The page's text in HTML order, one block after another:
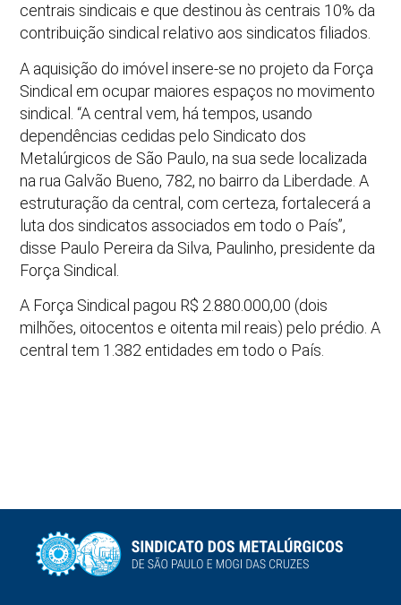
centrais sindicais e que destinou às centrais 10% da
contribuição sindical relativo aos sindicatos filiados.
A aquisição do imóvel insere-se no projeto da Força
Sindical em ocupar maiores espaços no movimento
sindical. “A central vem, há tempos, usando
dependências cedidas pelo Sindicato dos
Metalúrgicos de São Paulo, na sua sede localizada
na rua Galvão Bueno, 782, no bairro da Liberdade. A
estruturação da central, com certeza, fortalecerá a
luta dos sindicatos associados em todo o País”,
disse Paulo Pereira da Silva, Paulinho, presidente da
Força Sindical.
A Força Sindical pagou R$ 2.880.000,00 (dois
milhões, oitocentos e oitenta mil reais) pelo prédio. A
central tem 1.382 entidades em todo o País.